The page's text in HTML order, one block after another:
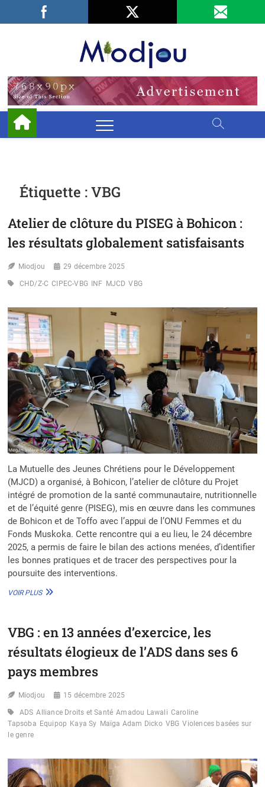
Facebook
LinkedIn
Étiquette :VBG
Atelier de clôture du PISEG à Bohicon :
les résultats globalement satisfaisants
Miodjou 29 décembre 2025
CHD/Z-C CIPEC-VBG INF MJCD VBG
La Mutuelle des Jeunes Chrétiens pour le Développement
(MJCD) a organisé, à Bohicon, l’atelier de clôture du Projet
intégré de promotion de la santé communautaire, nutritionnelle
et de l’équité genre (PISEG), mis en œuvre dans les communes
de Bohicon et de Toffo avec l’appui de l’ONU Femmes et du
Fonds Muskoka. Cette rencontre qui a eu lieu, le 24 décembre
2025, a permis de faire le bilan des actions menées, d’identifier
les bonnes pratiques et de tracer des perspectives pour la
poursuite des interventions.
VOIR PLUSATELIER
PISEG
BOHICON
LES
GLOBALEMENT
SATISFAISANTS
VBG : en 13 années d’exercice, les
résultats élogieux de l’ADS dans ses 6
pays membres
Miodjou 15 décembre 2025
ADS Alliance Droits et Santé Amadou Lawali Caroline
Tapsoba Equipop Kaya Sy Maïga Adam Dicko VBG Violences basées sur
le genre